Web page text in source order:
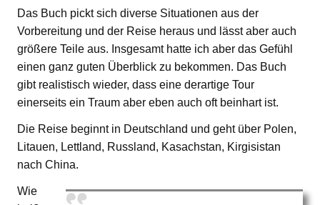
Das Buch pickt sich diverse Situationen aus der
Vorbereitung und der Reise heraus und lässt aber auch
größere Teile aus. Insgesamt hatte ich aber das Gefühl
einen ganz guten Überblick zu bekommen. Das Buch
gibt realistisch wieder, dass eine derartige Tour
einerseits ein Traum aber eben auch oft beinhart ist.
Die Reise beginnt in Deutschland und geht über Polen,
Litauen, Lettland, Russland, Kasachstan, Kirgisistan
nach China.
Wie